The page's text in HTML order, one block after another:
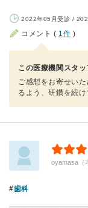
2022年05月受診 /
コメント ( 1件 )
この医療機関スタ
ご感想をお寄せい
るよう、研鑽を続け
oyamasa（
歯科